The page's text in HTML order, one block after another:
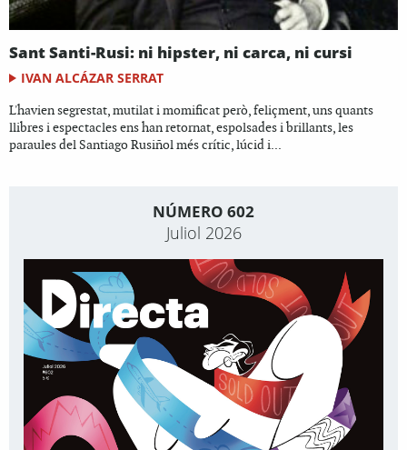
Sant Santi-Rusi: ni hipster, ni carca, ni cursi
IVAN ALCÁZAR SERRAT
L'havien segrestat, mutilat i momificat però, feliçment, uns quants
llibres i espectacles ens han retornat, espolsades i brillants, les
paraules del Santiago Rusiñol més crític, lúcid i...
NÚMERO 602
Juliol 2026